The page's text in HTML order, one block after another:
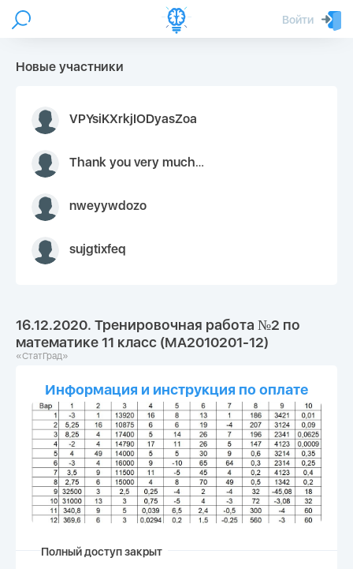
Войти
Новые участники
VPYsiKXrkjIODyasZoa
Thank you very much for your inquiry We appreciate you 9126052 https://youtube.com faceapple !
nweyywdozo
sujgtixfeq
16.12.2020. Тренировочная работа №2 по
математике 11 класс (МА2010201-12)
«СтатГрад»
Информация и инструкция по оплате
Полный доступ закрыт